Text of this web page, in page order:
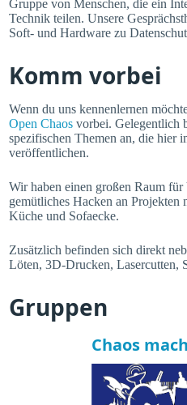
Gruppe von Menschen, die ein
Technik teilen. Unsere
Soft- und Hardware zu
Komm vorbei
Wenn du uns kennenlernen
Open Chaos vorbei. Gelegentlich
spezifischen Themen an, die hier
veröffentlichen.
Wir haben einen großen Raum
gemütliches Hacken an Projekten
Küche und Sofaecke.
Zusätzlich befinden sich direkt
Löten, 3D-Drucken, Lasercutten,
Gruppen
Chaos